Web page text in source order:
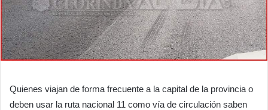
Quienes viajan de forma frecuente a la capital de la provincia o
deben usar la ruta nacional 11 como vía de circulación saben